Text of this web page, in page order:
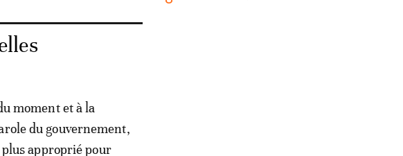
moment et à la
du gouvernement,
approprié pour